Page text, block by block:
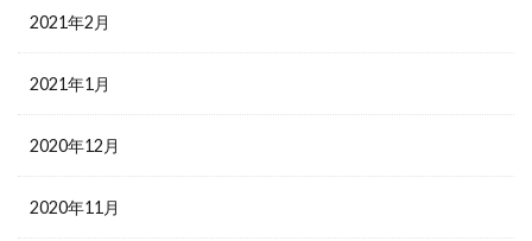
2021年2月
2021年1月
2020年12月
2020年11月